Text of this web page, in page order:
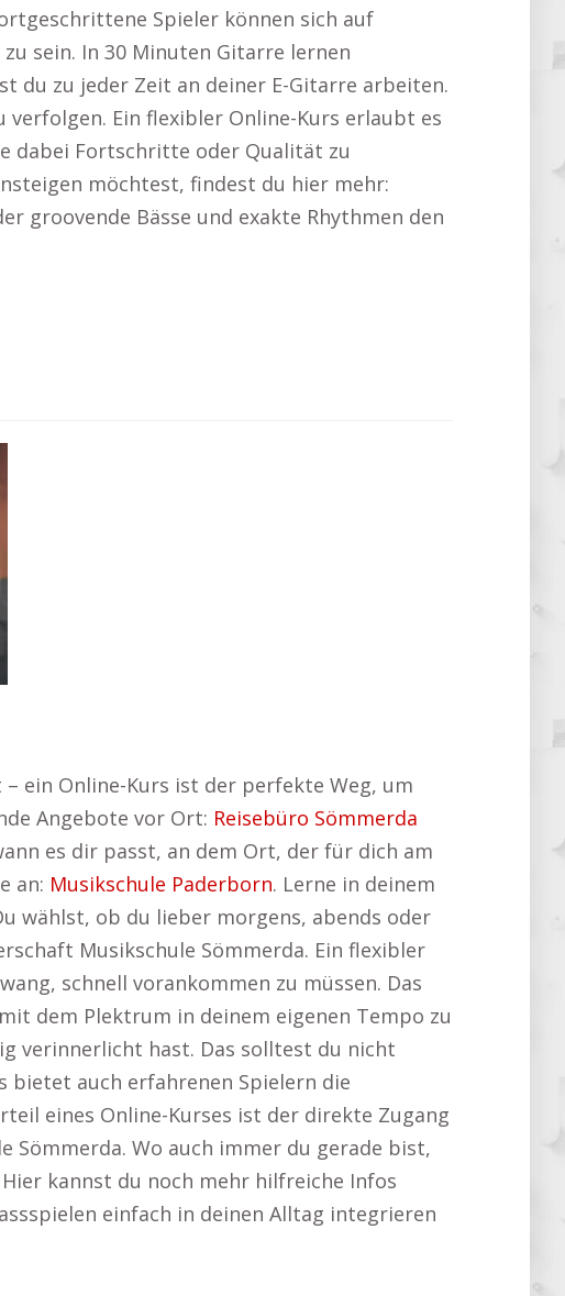
Spieler können sich auf
sein. In 30 Minuten Gitarre lernen
du zu jeder Zeit an deiner E-Gitarre arbeiten.
Ein flexibler Online-Kurs erlaubt es
dabei Fortschritte oder Qualität zu
möchtest, findest du hier mehr:
groovende Bässe und exakte Rhythmen den
ein Online-Kurs ist der perfekte Weg, um
Angebote vor Ort: Reisebüro Sömmerda
es dir passt, an dem Ort, der für dich am
an: Musikschule Paderborn. Lerne in deinem
wählst, ob du lieber morgens, abends oder
Musikschule Sömmerda. Ein flexibler
schnell vorankommen zu müssen. Das
dem Plektrum in deinem eigenen Tempo zu
verinnerlicht hast. Das solltest du nicht
bietet auch erfahrenen Spielern die
eines Online-Kurses ist der direkte Zugang
Sömmerda. Wo auch immer du gerade bist,
kannst du noch mehr hilfreiche Infos
einfach in deinen Alltag integrieren